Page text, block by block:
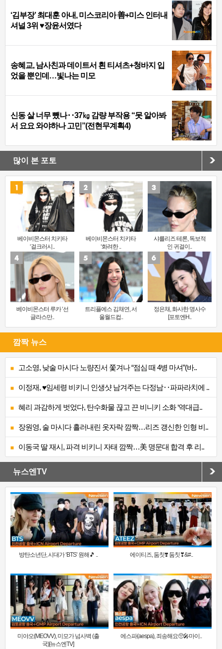
‘김부장’ 최대훈 아내, 미스코리아 善+미스 인터내
셔널 3위 ♥장윤서였다
송혜교, 남사친과 데이트서 흰 티셔츠+청바지 입
었을 뿐인데…빛나는 미모
신동 살 너무 뺐나‥37㎏ 감량 부작용 “못 알아봐
서 요요 와야하나 고민”(전현무계획4)
많이 본 포토
베이비몬스터 치키타
‘걸크러시..
베이비몬스터 치키타
‘화려한 ..
샤를리즈 테론, 독보적
인 귀걸이..
베이비몬스터 루카 ‘선
글라스만..
트리플에스 김채연, 서
울월드컵..
정은채, 화사한 명사수
[포토엔H..
깜짝 뉴스
고소영, 낮술 마시다 노량진서 쫓겨나 “점심 때 4병 마셔”(바..
이정재, ♥임세령 비키니 인생샷 남겨주는 다정남‥파파라치에 ..
혜리 과감하게 벗었다, 탄수화물 끊고 끈 비니키 소화 ‘역대급..
장원영, 술 마시다 흘러내린 옷자락 깜짝…리즈 갱신한 인형 비..
이동국 딸 재시, 파격 비키니 자태 깜짝…美 명문대 합격 후 리..
뉴스엔TV
방탄소년단, 시대가 ‘BTS’ 원해🎵 .. 에이티즈, 둠칫❣️ 둠칫❣&#..
미야오(MEOVV), 미모가 넘사벽 (출
국)[뉴스엔TV]
에스파(aespa), 죄송해요🥺🎤마이..